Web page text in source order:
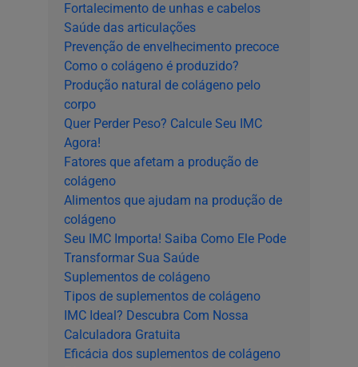
Fortalecimento de unhas e cabelos
Saúde das articulações
Prevenção de envelhecimento precoce
Como o colágeno é produzido?
Produção natural de colágeno pelo
corpo
Quer Perder Peso? Calcule Seu IMC
Agora!
Fatores que afetam a produção de
colágeno
Alimentos que ajudam na produção de
colágeno
Seu IMC Importa! Saiba Como Ele Pode
Transformar Sua Saúde
Suplementos de colágeno
Tipos de suplementos de colágeno
IMC Ideal? Descubra Com Nossa
Calculadora Gratuita
Eficácia dos suplementos de colágeno